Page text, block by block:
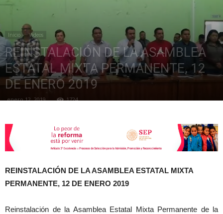
la
XXII
Inicio Videos
REINSTALACIÓN DE LA ASAMBLEA
ESTATAL MIXTA PERMANENTE, 12
DE ENERO 2019
enero 12, 2019 1724
REINSTALACIÓN DE LA ASAMBLEA ESTATAL MIXTA
PERMANENTE, 12 DE ENERO 2019
Reinstalación de la Asamblea Estatal Mixta Permanente de la